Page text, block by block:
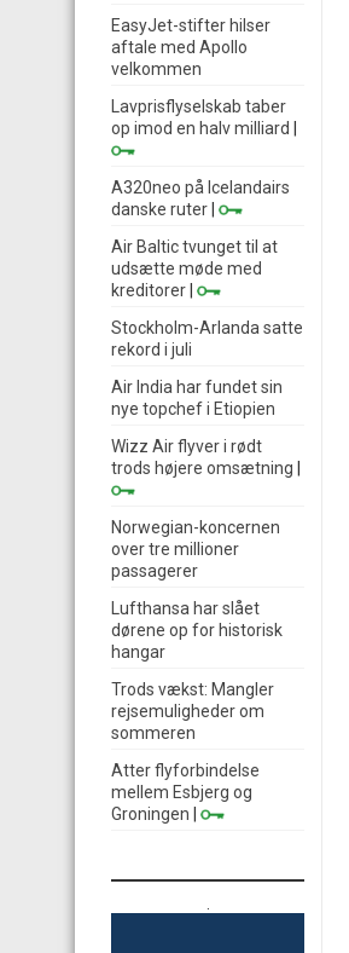
EasyJet-stifter hilser
aftale med Apollo
velkommen
Lavprisflyselskab taber
op imod en halv milliard
A320neo på Icelandairs
danske ruter
Air Baltic tvunget til at
udsætte møde med
kreditorer
Stockholm-Arlanda satte
rekord i juli
Air India har fundet sin
nye topchef i Etiopien
Wizz Air flyver i rødt
trods højere omsætning
Norwegian-koncernen
over tre millioner
passagerer
Lufthansa har slået
dørene op for historisk
hangar
Trods vækst: Mangler
rejsemuligheder om
sommeren
Atter flyforbindelse
mellem Esbjerg og
Groningen